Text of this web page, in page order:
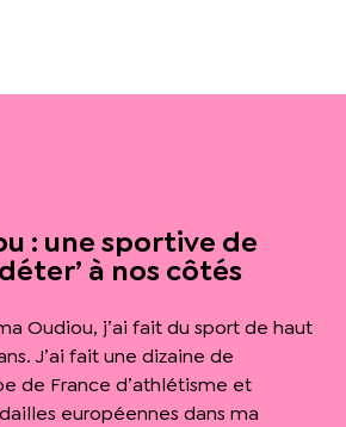
: une sportive de
à nos côtés
Oudiou, j’ai fait du sport de haut
J’ai fait une dizaine de
de France d’athlétisme et
européennes dans ma